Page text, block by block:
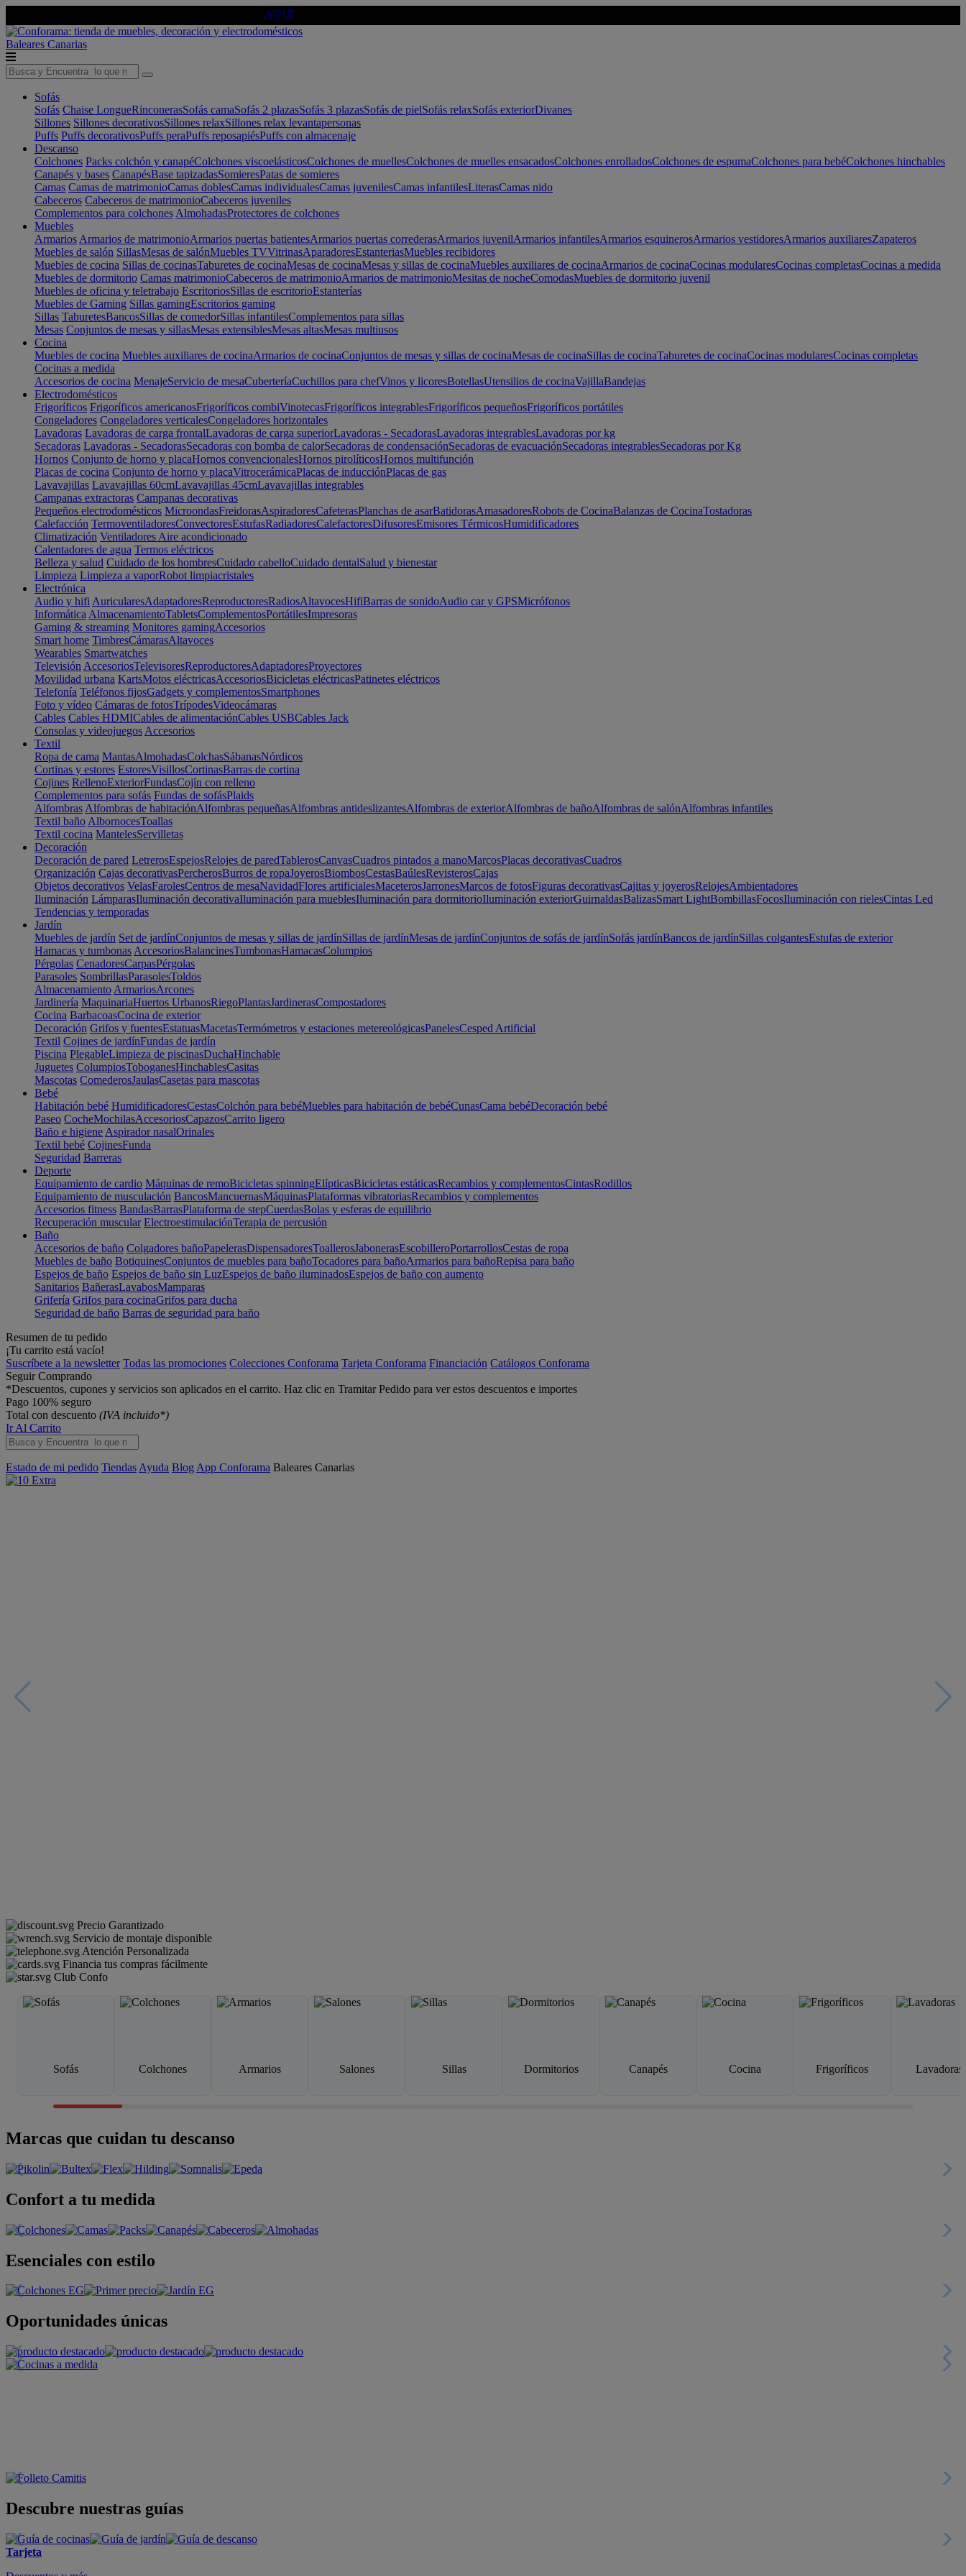
AQUÍ
Baleares Canarias
Sofás
Sofás Chaise LongueRinconerasSofás camaSofás 2 plazasSofás 3 plazasSofás de pielSofás relaxSofás exteriorDivanes
Sillones Sillones decorativosSillones relaxSillones relax levantapersonas
Puffs Puffs decorativosPuffs peraPuffs reposapiésPuffs con almacenaje
Descanso
Colchones Packs colchón y canapéColchones viscoelásticosColchones de muellesColchones de muelles ensacadosColchones enrolladosColchones de espumaColchones para bebéColchones hinchables
Canapés y bases CanapésBase tapizadasSomieresPatas de somieres
Camas Camas de matrimonioCamas doblesCamas individualesCamas juvenilesCamas infantilesLiterasCamas nido
Cabeceros Cabeceros de matrimonioCabeceros juveniles
Complementos para colchones AlmohadasProtectores de colchones
Muebles
Armarios Armarios de matrimonioArmarios puertas batientesArmarios puertas correderasArmarios juvenilArmarios infantilesArmarios esquinerosArmarios vestidoresArmarios auxiliaresZapateros
Muebles de salón SillasMesas de salónMuebles TVVitrinasAparadoresEstanteriasMuebles recibidores
Muebles de cocina Sillas de cocinasTaburetes de cocinaMesas de cocinaMesas y sillas de cocinaMuebles auxiliares de cocinaArmarios de cocinaCocinas modularesCocinas completasCocinas a medida
Muebles de dormitorio Camas matrimonioCabeceros de matrimonioArmarios de matrimonioMesitas de nocheComodasMuebles de dormitorio juvenil
Muebles de oficina y teletrabajo EscritoriosSillas de escritorioEstanterías
Muebles de Gaming Sillas gamingEscritorios gaming
Sillas TaburetesBancosSillas de comedorSillas infantilesComplementos para sillas
Mesas Conjuntos de mesas y sillasMesas extensiblesMesas altasMesas multiusos
Cocina
Muebles de cocina Muebles auxiliares de cocinaArmarios de cocinaConjuntos de mesas y sillas de cocinaMesas de cocinaSillas de cocinaTaburetes de cocinaCocinas modularesCocinas completas
Cocinas a medida
Accesorios de cocina MenajeServicio de mesaCuberteríaCuchillos para chefVinos y licoresBotellasUtensilios de cocinaVajillaBandejas
Electrodomésticos
Frigoríficos Frigoríficos americanosFrigoríficos combiVinotecasFrigoríficos integrablesFrigoríficos pequeñosFrigoríficos portátiles
Congeladores Congeladores verticalesCongeladores horizontales
Lavadoras Lavadoras de carga frontalLavadoras de carga superiorLavadoras - SecadorasLavadoras integrablesLavadoras por kg
Secadoras Lavadoras - SecadorasSecadoras con bomba de calorSecadoras de condensaciónSecadoras de evacuaciónSecadoras integrablesSecadoras por Kg
Hornos Conjunto de horno y placaHornos convencionalesHornos pirolíticosHornos multifunción
Placas de cocina Conjunto de horno y placaVitrocerámicaPlacas de inducciónPlacas de gas
Lavavajillas Lavavajillas 60cmLavavajillas 45cmLavavajillas integrables
Campanas extractoras Campanas decorativas
Pequeños electrodomésticos MicroondasFreidorasAspiradoresCafeterasPlanchas de asarBatidorasAmasadoresRobots de CocinaBalanzas de CocinaTostadoras
Calefacción TermoventiladoresConvectoresEstufasRadiadoresCalefactoresDifusoresEmisores TérmicosHumidificadores
Climatización Ventiladores Aire acondicionado
Calentadores de agua Termos eléctricos
Belleza y salud Cuidado de los hombresCuidado cabelloCuidado dentalSalud y bienestar
Limpieza Limpieza a vaporRobot limpiacristales
Electrónica
Audio y hifi AuricularesAdaptadoresReproductoresRadiosAltavocesHifiBarras de sonidoAudio car y GPSMicrófonos
Informática AlmacenamientoTabletsComplementosPortátilesImpresoras
Gaming & streaming Monitores gamingAccesorios
Smart home TimbresCámarasAltavoces
Wearables Smartwatches
Televisión AccesoriosTelevisoresReproductoresAdaptadoresProyectores
Movilidad urbana KartsMotos eléctricasAccesoriosBicicletas eléctricasPatinetes eléctricos
Telefonía Teléfonos fijosGadgets y complementosSmartphones
Foto y vídeo Cámaras de fotosTrípodesVideocámaras
Cables Cables HDMICables de alimentaciónCables USBCables Jack
Consolas y videojuegos Accesorios
Textil
Ropa de cama MantasAlmohadasColchasSábanasNórdicos
Cortinas y estores EstoresVisillosCortinasBarras de cortina
Cojines RellenoExteriorFundasCojín con relleno
Complementos para sofás Fundas de sofásPlaids
Alfombras Alfombras de habitaciónAlfombras pequeñasAlfombras antideslizantesAlfombras de exteriorAlfombras de bañoAlfombras de salónAlfombras infantiles
Textil baño AlbornocesToallas
Textil cocina MantelesServilletas
Decoración
Decoración de pared LetrerosEspejosRelojes de paredTablerosCanvasCuadros pintados a manoMarcosPlacas decorativasCuadros
Organización Cajas decorativasPercherosBurros de ropaJoyerosBiombosCestasBaúlesRevisterosCajas
Objetos decorativos VelasFarolesCentros de mesaNavidadFlores artificialesMaceterosJarronesMarcos de fotosFiguras decorativasCajitas y joyerosRelojesAmbientadores
Iluminación LámparasIluminación decorativaIluminación para mueblesIluminación para dormitorioIluminación exteriorGuirnaldasBalizasSmart LightBombillasFocosIluminación con rielesCintas Led
Tendencias y temporadas
Jardín
Muebles de jardín Set de jardínConjuntos de mesas y sillas de jardínSillas de jardínMesas de jardínConjuntos de sofás de jardínSofás jardínBancos de jardínSillas colgantesEstufas de exterior
Hamacas y tumbonas AccesoriosBalancinesTumbonasHamacasColumpios
Pérgolas CenadoresCarpasPérgolas
Parasoles SombrillasParasolesToldos
Almacenamiento ArmariosArcones
Jardinería MaquinariaHuertos UrbanosRiegoPlantasJardinerasCompostadores
Cocina BarbacoasCocina de exterior
Decoración Grifos y fuentesEstatuasMacetasTermómetros y estaciones metereológicasPanelesCesped Artificial
Textil Cojines de jardínFundas de jardín
Piscina PlegableLimpieza de piscinasDuchaHinchable
Juguetes ColumpiosToboganesHinchablesCasitas
Mascotas ComederosJaulasCasetas para mascotas
Bebé
Habitación bebé HumidificadoresCestasColchón para bebéMuebles para habitación de bebéCunasCama bebéDecoración bebé
Paseo CocheMochilasAccesoriosCapazosCarrito ligero
Baño e higiene Aspirador nasalOrinales
Textil bebé CojinesFunda
Seguridad Barreras
Deporte
Equipamiento de cardio Máquinas de remoBicicletas spinningElípticasBicicletas estáticasRecambios y complementosCintasRodillos
Equipamiento de musculación BancosMancuernasMáquinasPlataformas vibratoriasRecambios y complementos
Accesorios fitness BandasBarrasPlataforma de stepCuerdasBolas y esferas de equilibrio
Recuperación muscular ElectroestimulaciónTerapia de percusión
Baño
Accesorios de baño Colgadores bañoPapelerasDispensadoresToallerosJabonerasEscobilleroPortarrollosCestas de ropa
Muebles de baño BotiquinesConjuntos de muebles para bañoTocadores para bañoArmarios para bañoRepisa para baño
Espejos de baño Espejos de baño sin LuzEspejos de baño iluminadosEspejos de baño con aumento
Sanitarios BañerasLavabosMamparas
Grifería Grifos para cocinaGrifos para ducha
Seguridad de baño Barras de seguridad para baño
Resumen de tu pedido
¡Tu carrito está vacío!
Suscríbete a la newsletter Todas las promociones Colecciones Conforama Tarjeta Conforama Financiación Catálogos Conforama
Seguir Comprando
*Descuentos, cupones y servicios son aplicados en el carrito. Haz clic en Tramitar Pedido para ver estos descuentos e importes
Pago 100% seguro
Total con descuento (IVA incluido*)
Ir Al Carrito
Estado de mi pedido Tiendas Ayuda Blog App Conforama Baleares Canarias
Precio Garantizado
Servicio de montaje disponible
Atención Personalizada
Financia tus compras fácilmente
Club Confo
Sofás Colchones Armarios Salones Sillas Dormitorios Canapés Cocina Frigoríficos Lavadoras
Marcas que cuidan tu descanso
Confort a tu medida
Esenciales con estilo
Oportunidades únicas
Descubre nuestras guías
Tarjeta